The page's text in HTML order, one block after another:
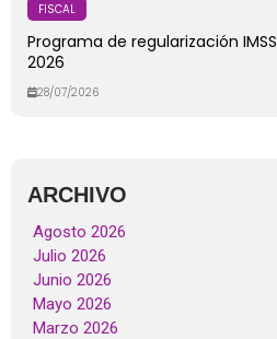
FISCAL
Programa de regularización IMSS
2026
28/07/2026
ARCHIVO
Agosto 2026
Julio 2026
Junio 2026
Mayo 2026
Marzo 2026